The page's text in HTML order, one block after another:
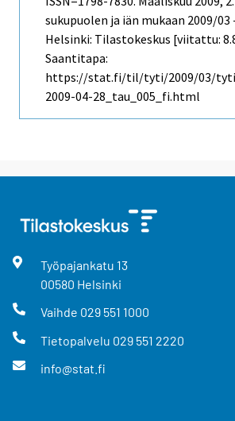
sukupuolen ja iän mukaan 2009/03
Helsinki: Tilastokeskus [viitattu:
Saantitapa:
https://stat.fi/til/tyti/2009/03/
2009-04-28_tau_005_fi.html
Työpajankatu 13
00580 Helsinki
Vaihde 029 551 1000
Tietopalvelu 029 551 2220
info@stat.fi